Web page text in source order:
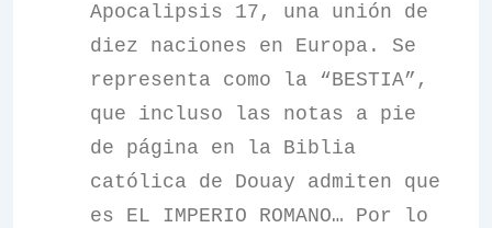
Apocalipsis 17, una unión de
diez naciones en Europa. Se
representa como la “BESTIA”,
que incluso las notas a pie
de página en la Biblia
católica de Douay admiten que
es EL IMPERIO ROMANO… Por lo